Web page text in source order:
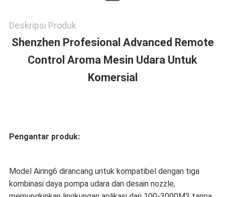
Deskripsi Produk
Shenzhen Profesional Advanced Remote
Control Aroma Mesin Udara Untuk
Komersial
Pengantar produk:
Model Airing6 dirancang untuk kompatibel dengan tiga
kombinasi daya pompa udara dan desain nozzle,